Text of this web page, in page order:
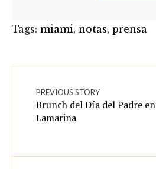
Tags: miami, notas, prensa
PREVIOUS STORY
Brunch del Día del Padre en
Lamarina